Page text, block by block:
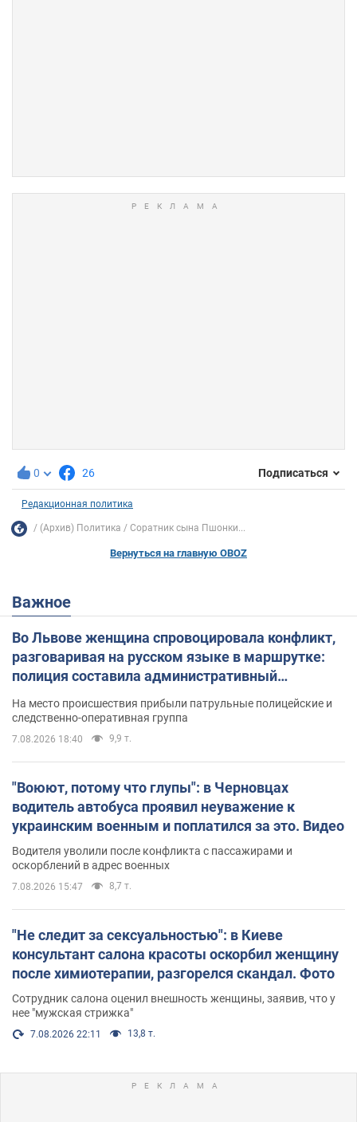
0 26 Подписаться
Редакционная политика
(Архив) Политика Соратник сына Пшонки...
Вернуться на главную OBOZ
Важное
Во Львове женщина спровоцировала конфликт,
разговаривая на русском языке в маршрутке:
полиция составила административный
На место происшествия прибыли патрульные полицейские и
следственно-оперативная группа
7.08.2026 18:40 9,9 т.
"Воюют, потому что глупы": в Черновцах
водитель автобуса проявил неуважение к
украинским военным и поплатился за это. Видео
Водителя уволили после конфликта с пассажирами и
оскорблений в адрес военных
7.08.2026 15:47 8,7 т.
"Не следит за сексуальностью": в Киеве
консультант салона красоты оскорбил женщину
после химиотерапии, разгорелся скандал. Фото
Сотрудник салона оценил внешность женщины, заявив, что у
нее "мужская стрижка"
7.08.2026 22:11 13,8 т.